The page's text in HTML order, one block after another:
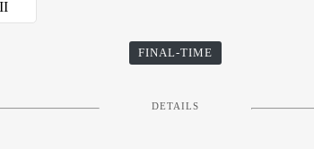
FINAL-TIME
DETAILS